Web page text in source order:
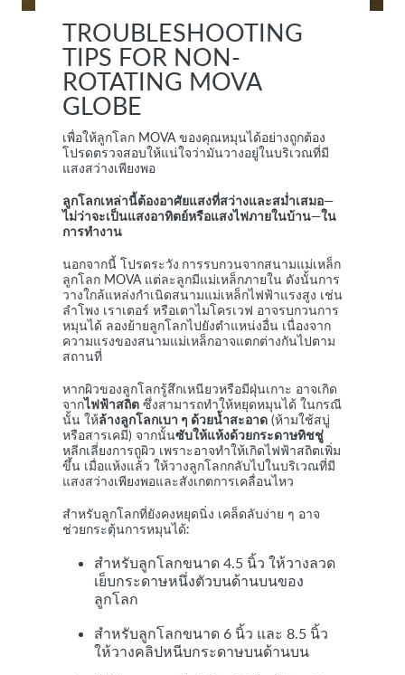
TROUBLESHOOTING
TIPS FOR NON-
ROTATING MOVA
GLOBE
เพื่อให้ลูกโลก MOVA ของคุณหมุนได้อย่างถูกต้อง
โปรดตรวจสอบให้แน่ใจว่ามันวางอยู่ในบริเวณที่มี
แสงสว่างเพียงพอ
ลูกโลกเหล่านี้ต้องอาศัยแสงที่สว่างและสม่ำเสมอ—
ไม่ว่าจะเป็นแสงอาทิตย์หรือแสงไฟภายในบ้าน—ใน
การทำงาน
นอกจากนี้ โปรดระวัง การรบกวนจากสนามแม่เหล็ก
ลูกโลก MOVA แต่ละลูกมีแม่เหล็กภายใน ดังนั้นการ
วางใกล้แหล่งกำเนิดสนามแม่เหล็กไฟฟ้าแรงสูง เช่น
ลำโพง เราเตอร์ หรือเตาไมโครเวฟ อาจรบกวนการ
หมุนได้ ลองย้ายลูกโลกไปยังตำแหน่งอื่น เนื่องจาก
ความแรงของสนามแม่เหล็กอาจแตกต่างกันไปตาม
สถานที่
หากผิวของลูกโลกรู้สึกเหนียวหรือมีฝุ่นเกาะ อาจเกิด
จากไฟฟ้าสถิต ซึ่งสามารถทำให้หยุดหมุนได้ ในกรณี
นั้น ให้ล้างลูกโลกเบา ๆ ด้วยน้ำสะอาด (ห้ามใช้สบู่
หรือสารเคมี) จากนั้นซับให้แห้งด้วยกระดาษทิชชู่
หลีกเลี่ยงการถูผิว เพราะอาจทำให้เกิดไฟฟ้าสถิตเพิ่ม
ขึ้น เมื่อแห้งแล้ว ให้วางลูกโลกกลับไปในบริเวณที่มี
แสงสว่างเพียงพอและสังเกตการเคลื่อนไหว
สำหรับลูกโลกที่ยังคงหยุดนิ่ง เคล็ดลับง่าย ๆ อาจ
ช่วยกระตุ้นการหมุนได้:
สำหรับลูกโลกขนาด 4.5 นิ้ว ให้วางลวด
เย็บกระดาษหนึ่งตัวบนด้านบนของ
ลูกโลก
สำหรับลูกโลกขนาด 6 นิ้ว และ 8.5 นิ้ว
ให้วางคลิปหนีบกระดาษบนด้านบน